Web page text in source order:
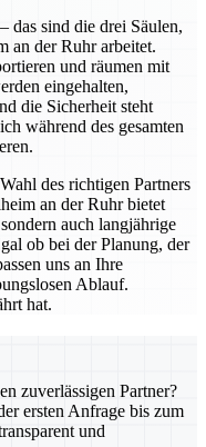
das sind die drei Säulen,
an der Ruhr arbeitet.
und räumen mit
eingehalten,
die Sicherheit steht
während des gesamten
des richtigen Partners
an der Ruhr bietet
auch langjährige
ob bei der Planung, der
uns an Ihre
Ablauf.
hat.
zuverlässigen Partner?
ersten Anfrage bis zum
und